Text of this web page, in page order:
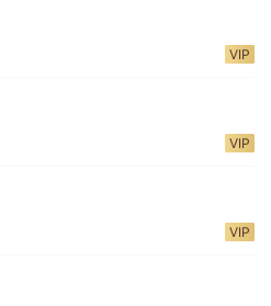
VIP
VIP
VIP